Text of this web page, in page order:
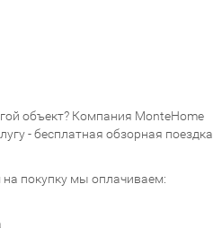
объект? Компания MonteHome
- бесплатная обзорная поездка
покупку мы оплачиваем: